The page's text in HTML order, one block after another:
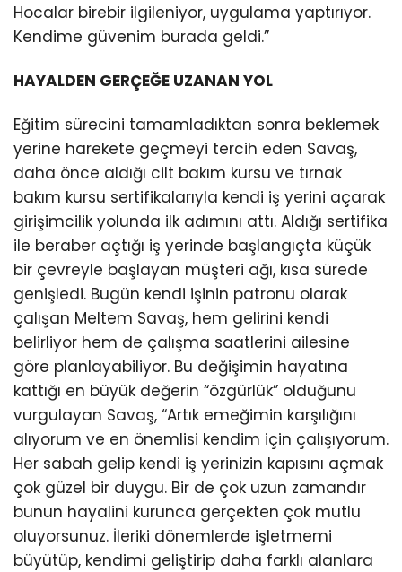
Hocalar birebir ilgileniyor, uygulama yaptırıyor.
Kendime güvenim burada geldi.”
HAYALDEN GERÇEĞE UZANAN YOL
Eğitim sürecini tamamladıktan sonra beklemek
yerine harekete geçmeyi tercih eden Savaş,
daha önce aldığı cilt bakım kursu ve tırnak
bakım kursu sertifikalarıyla kendi iş yerini açarak
girişimcilik yolunda ilk adımını attı. Aldığı sertifika
ile beraber açtığı iş yerinde başlangıçta küçük
bir çevreyle başlayan müşteri ağı, kısa sürede
genişledi. Bugün kendi işinin patronu olarak
çalışan Meltem Savaş, hem gelirini kendi
belirliyor hem de çalışma saatlerini ailesine
göre planlayabiliyor. Bu değişimin hayatına
kattığı en büyük değerin “özgürlük” olduğunu
vurgulayan Savaş, “Artık emeğimin karşılığını
alıyorum ve en önemlisi kendim için çalışıyorum.
Her sabah gelip kendi iş yerinizin kapısını açmak
çok güzel bir duygu. Bir de çok uzun zamandır
bunun hayalini kurunca gerçekten çok mutlu
oluyorsunuz. İleriki dönemlerde işletmemi
büyütüp, kendimi geliştirip daha farklı alanlara